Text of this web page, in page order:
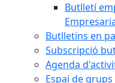
Butlletí
Butlletins en
Subscripció
Agenda
Espai de